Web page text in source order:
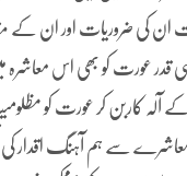
ان کی ضروریات اور ان
عورت کو بھی اس معاشرہ
کاربن کر عورت کو مظلومیت کی
سے ہم آہنگ اقدار کی